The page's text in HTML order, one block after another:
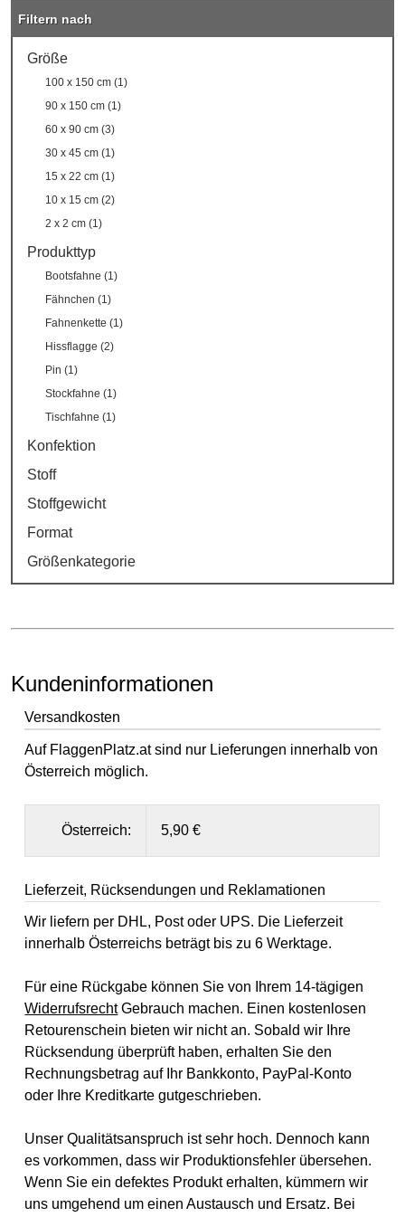
Filtern nach
Größe
100 x 150 cm (1)
90 x 150 cm (1)
60 x 90 cm (3)
30 x 45 cm (1)
15 x 22 cm (1)
10 x 15 cm (2)
2 x 2 cm (1)
Produkttyp
Bootsfahne (1)
Fähnchen (1)
Fahnenkette (1)
Hissflagge (2)
Pin (1)
Stockfahne (1)
Tischfahne (1)
Konfektion
Stoff
Stoffgewicht
Format
Größenkategorie
Kundeninformationen
Versandkosten
Auf FlaggenPlatz.at sind nur Lieferungen innerhalb von
Österreich möglich.
Österreich: 5,90 €
Lieferzeit, Rücksendungen und Reklamationen
Wir liefern per DHL, Post oder UPS. Die Lieferzeit
innerhalb Österreichs beträgt bis zu 6 Werktage.
Für eine Rückgabe können Sie von Ihrem 14-tägigen
WiderrufsrechtGebrauch machen. Einen kostenlosen
Retourenschein bieten wir nicht an. Sobald wir Ihre
Rücksendung überprüft haben, erhalten Sie den
Rechnungsbetrag auf Ihr Bankkonto, PayPal-Konto
oder Ihre Kreditkarte gutgeschrieben.
Unser Qualitätsanspruch ist sehr hoch. Dennoch kann
es vorkommen, dass wir Produktionsfehler übersehen.
Wenn Sie ein defektes Produkt erhalten, kümmern wir
uns umgehend um einen Austausch und Ersatz. Bei